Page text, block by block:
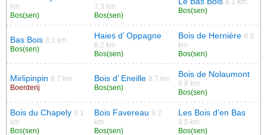
km
Bos(sen)
7.3 km
Bos(sen)
8.1 km
Bos(sen)
Bas Bois 8.1 km
Bos(sen)
Haies d’ Oppagne
8.2 km
Bos(sen)
Bois de Hernière 8.3
km
Bos(sen)
Mirlipinpin 8.7 km
Boerderij
Bois d’ Eneille 8.7 km
Bos(sen)
Bois de Nolaumont
8.8 km
Bos(sen)
Bois du Chapely 9.1
km
Bos(sen)
Bois Favereau 9.2
km
Bos(sen)
Les Bois d’en Bas
9.5 km
Bos(sen)